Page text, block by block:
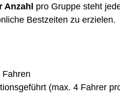
Anzahl pro Gruppe steht
Bestzeiten zu erzielen.
(max. 4 Fahrer